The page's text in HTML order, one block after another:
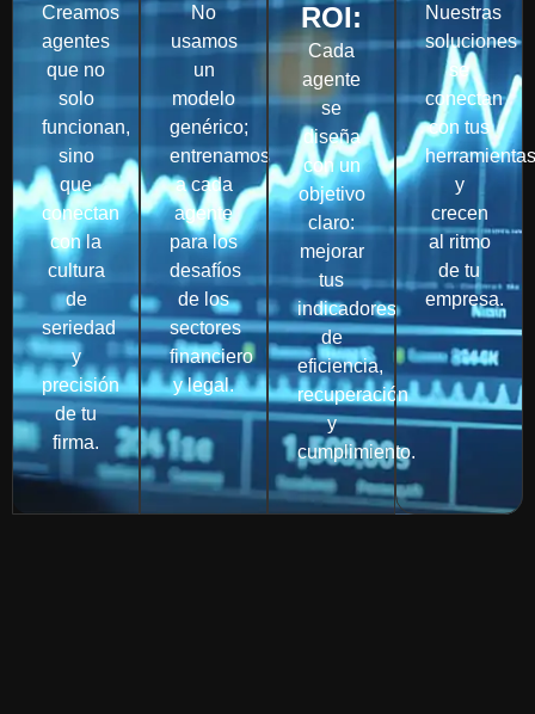
Creamos
agentes
que no
solo
funcionan,
sino
que
conectan
con la
cultura
de
seriedad
y
precisión
de tu
firma.
No
usamos
un
modelo
genérico;
entrenamos
a cada
agente
para los
desafíos
de los
sectores
financiero
y legal.
ROI:
Cada
agente
se
diseña
con un
objetivo
claro:
mejorar
tus
indicadores
de
eficiencia,
recuperación
y
cumplimiento.
Nuestras
soluciones
se
conectan
con tus
herramientas
y
crecen
al ritmo
de tu
empresa.